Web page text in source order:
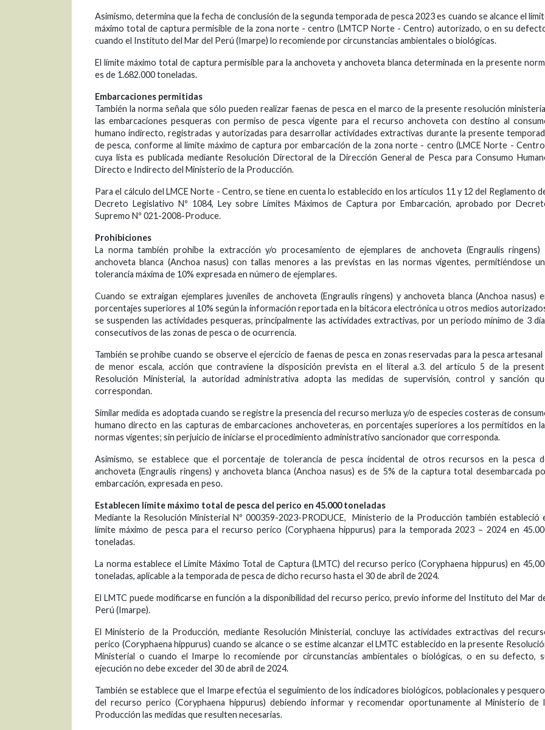
Asimismo, determina que la fecha de conclusión de la segunda temporada de pesca 2023 es cuando se alcance el
máximo total de captura permisible de la zona norte - centro (LMTCP Norte - Centro) autorizado, o en su
cuando el Instituto del Mar del Perú (Imarpe) lo recomiende por circunstancias ambientales o biológicas.
El límite máximo total de captura permisible para la anchoveta y anchoveta blanca determinada en la presente
es de 1.682.000 toneladas.
Embarcaciones permitidas
También la norma señala que sólo pueden realizar faenas de pesca en el marco de la presente resolución
las embarcaciones pesqueras con permiso de pesca vigente para el recurso anchoveta con destino al
humano indirecto, registradas y autorizadas para desarrollar actividades extractivas durante la presente
de pesca, conforme al límite máximo de captura por embarcación de la zona norte - centro (LMCE Norte -
cuya lista es publicada mediante Resolución Directoral de la Dirección General de Pesca para Consumo
Directo e Indirecto del Ministerio de la Producción.
Para el cálculo del LMCE Norte - Centro, se tiene en cuenta lo establecido en los artículos 11 y 12 del Reglamento
Decreto Legislativo Nº 1084, Ley sobre Límites Máximos de Captura por Embarcación, aprobado por
Supremo Nº 021-2008-Produce.
Prohibiciones
La norma también prohíbe la extracción y/o procesamiento de ejemplares de anchoveta (Engraulis ringens)
anchoveta blanca (Anchoa nasus) con tallas menores a las previstas en las normas vigentes, permitiéndose
tolerancia máxima de 10% expresada en número de ejemplares.
Cuando se extraigan ejemplares juveniles de anchoveta (Engraulis ringens) y anchoveta blanca (Anchoa nasus)
porcentajes superiores al 10% según la información reportada en la bitácora electrónica u otros medios
se suspenden las actividades pesqueras, principalmente las actividades extractivas, por un período mínimo de 3
consecutivos de las zonas de pesca o de ocurrencia.
También se prohíbe cuando se observe el ejercicio de faenas de pesca en zonas reservadas para la pesca artesanal
de menor escala, acción que contraviene la disposición prevista en el literal a.3. del artículo 5 de la
Resolución Ministerial, la autoridad administrativa adopta las medidas de supervisión, control y sanción
correspondan.
Similar medida es adoptada cuando se registre la presencia del recurso merluza y/o de especies costeras de
humano directo en las capturas de embarcaciones anchoveteras, en porcentajes superiores a los permitidos en
normas vigentes; sin perjuicio de iniciarse el procedimiento administrativo sancionador que corresponda.
Asimismo, se establece que el porcentaje de tolerancia de pesca incidental de otros recursos en la pesca
anchoveta (Engraulis ringens) y anchoveta blanca (Anchoa nasus) es de 5% de la captura total desembarcada
embarcación, expresada en peso.
Establecen límite máximo total de pesca del perico en 45.000 toneladas
Mediante la Resolución Ministerial Nº 000359-2023-PRODUCE, Ministerio de la Producción también estableció
límite máximo de pesca para el recurso perico (Coryphaena hippurus) para la temporada 2023 – 2024 en
toneladas.
La norma establece el Límite Máximo Total de Captura (LMTC) del recurso perico (Coryphaena hippurus) en
toneladas, aplicable a la temporada de pesca de dicho recurso hasta el 30 de abril de 2024.
El LMTC puede modificarse en función a la disponibilidad del recurso perico, previo informe del Instituto del Mar
Perú (Imarpe).
El Ministerio de la Producción, mediante Resolución Ministerial, concluye las actividades extractivas del
perico (Coryphaena hippurus) cuando se alcance o se estime alcanzar el LMTC establecido en la presente
Ministerial o cuando el Imarpe lo recomiende por circunstancias ambientales o biológicas, o en su defecto,
ejecución no debe exceder del 30 de abril de 2024.
También se establece que el Imarpe efectúa el seguimiento de los indicadores biológicos, poblacionales y
del recurso perico (Coryphaena hippurus) debiendo informar y recomendar oportunamente al Ministerio de
Producción las medidas que resulten necesarias.